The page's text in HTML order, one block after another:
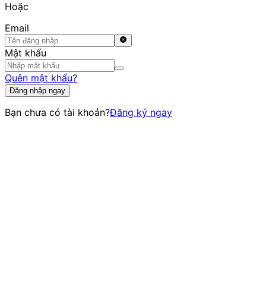
Hoặc
Email
Mật khẩu
Quên mật khẩu?
Đăng nhập ngay
Bạn chưa có tài khoản?Đăng ký ngay